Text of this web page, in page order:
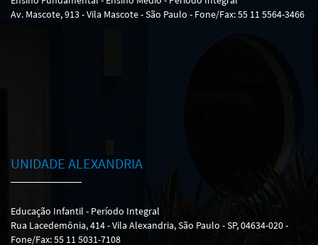
Av. Mascote, 913 - Vila Mascote - São Paulo - Fone/Fax: 55 11 5564-3466
UNIDADE ALEXANDRIA
Educação Infantil - Período Integral
Rua Lacedemônia, 414 - Vila Alexandria, São Paulo - SP, 04634-020 -
Fone/Fax: 55 11 5031-7108